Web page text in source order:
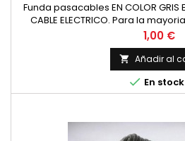
Funda pasacables EN COLOR GRIS
CABLE ELECTRICO. Para la
Precio por metro Especificar la
cesta de la
Precio
1,00 €
 Añadir al
 En stock